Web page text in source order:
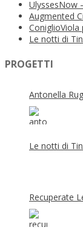
UlyssesNow
Augmented
Le notti di
PROGETTI
Antonella
Le notti di
Recuperate